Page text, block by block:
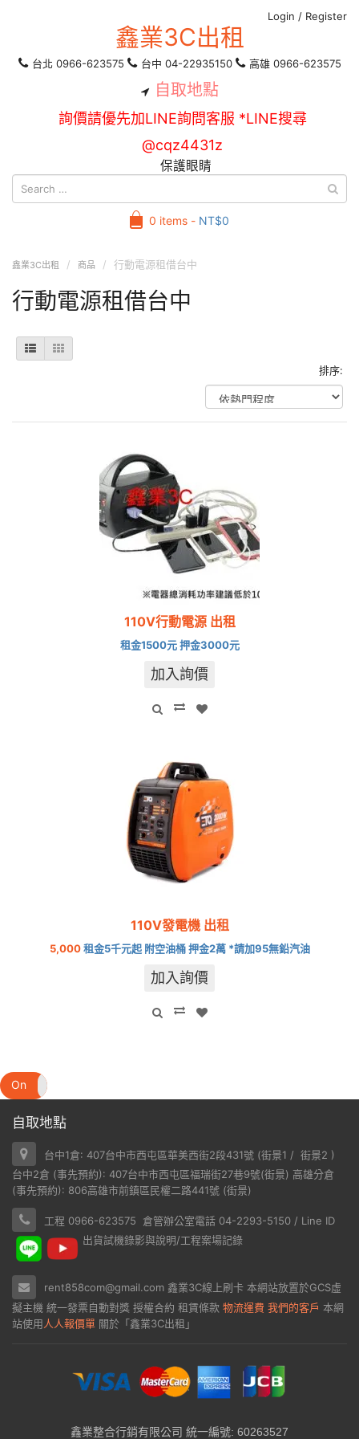
Login / Register
鑫業3C出租
台北 0966-623575 台中 04-22935150 高雄 0966-623575
自取地點
詢價請優先加LINE詢問客服 *LINE搜尋
@cqz4431z
保護眼睛
0 items - NT$0
鑫業3C出租 商品 行動電源租借台中
行動電源租借台中
排序:
110V行動電源 出租
租金1500元 押金3000元
加入詢價
110V發電機 出租
5,000租金5千元起 附空油桶 押金2萬 *請加95無鉛汽油
加入詢價
On
自取地點
台中1倉: 407台中市西屯區華美西街2段431號 (街景1 / 街景2 )
台中2倉 (事先預約): 407台中市西屯區福瑞街27巷9號(街景) 高雄分倉
(事先預約): 806高雄市前鎮區民權二路441號 (街景)
工程 0966-623575 倉管辦公室電話 04-2293-5150 / Line ID
出貨試機錄影與說明/工程案場記錄
rent858com@gmail.com 鑫業3C線上刷卡 本網站放置於GCS虛
擬主機 統一發票自動對獎 授權合約 租賃條款 物流運費 我們的客戶 本網
站使用人人報價單 關於「鑫業3C出租」
鑫業整合行銷有限公司 統一編號: 60263527